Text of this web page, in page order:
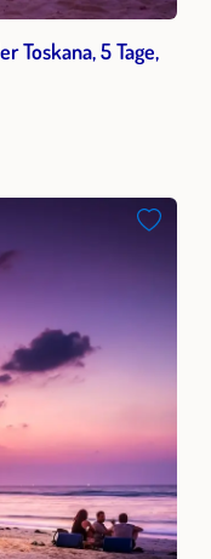
Toskana, 5 Tage,